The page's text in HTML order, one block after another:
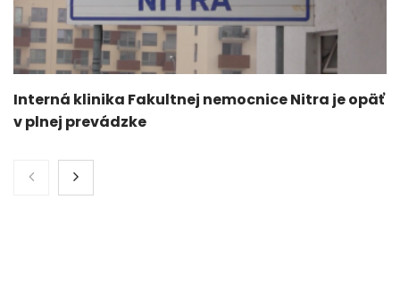
Interná klinika Fakultnej nemocnice Nitra je opäť
v plnej prevádzke